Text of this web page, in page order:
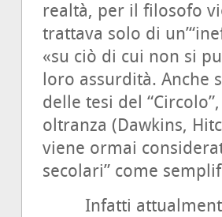
realtà, per il filosofo
trattava solo di
«su ciò di cui non si
loro assurdità. Anche
delle tesi del
oltranza (Dawkins,
viene ormai
secolari” come
Infatti attualmente